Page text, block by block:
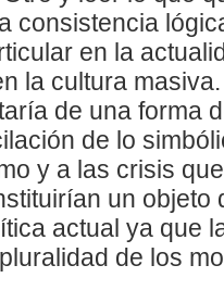
consistencia
en la
la cultura
de una forma
de lo
y a las crisis
un objeto
actual ya que
de los